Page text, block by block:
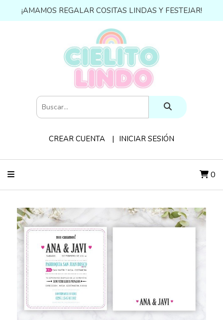
¡AMAMOS REGALAR COSITAS LINDAS Y FESTEJAR!
CREAR CUENTA INICIAR SESIÓN
0